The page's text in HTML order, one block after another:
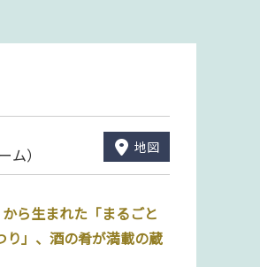
） 地図
ら生まれた「まるごと
」、酒の肴が満載の蔵